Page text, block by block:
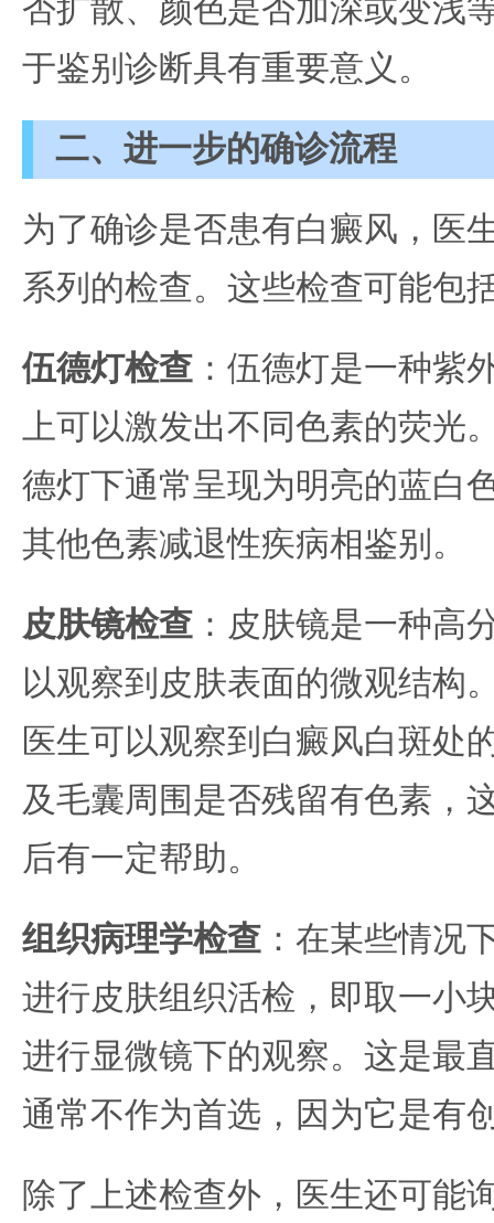
否扩散、颜色是否加深或变浅
于鉴别诊断具有重要意义。
二、进一步的确诊流程
为了确诊是否患有白癜风，医
系列的检查。这些检查可能包
伍德灯检查 ：伍德灯是一种紫
上可以激发出不同色素的荧光
德灯下通常呈现为明亮的蓝白
其他色素减退性疾病相鉴别。
皮肤镜检查 ：皮肤镜是一种高
以观察到皮肤表面的微观结构
医生可以观察到白癜风白斑处
及毛囊周围是否残留有色素，
后有一定帮助。
组织病理学检查 ：在某些情况
进行皮肤组织活检，即取一小
进行显微镜下的观察。这是最
通常不作为首选，因为它是有
除了上述检查外，医生还可能